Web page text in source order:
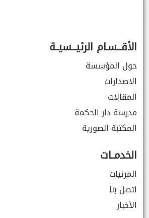
الأقـــسـام الرئيـــسيــة
حول المؤسسة
الاصدارات
المقالات
مدرسة دار الحكمة
المكتبة الصورية
الخدمــات
المرئيات
اتصل بنا
الأخبار